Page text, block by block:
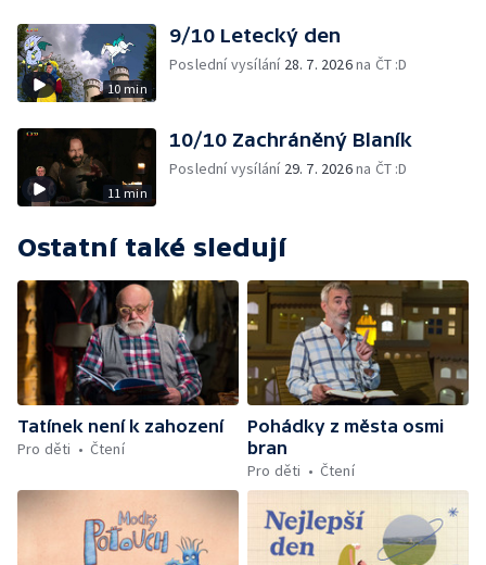
10 min
9/10 Letecký den
Poslední vysílání 28. 7. 2026na ČT :D
11 min
10/10 Zachráněný Blaník
Poslední vysílání 29. 7. 2026na ČT :D
Ostatní také sledují
Tatínek není k zahození
Pro děti
Čtení
Pohádky z města osmi
bran
Pro děti
Čtení